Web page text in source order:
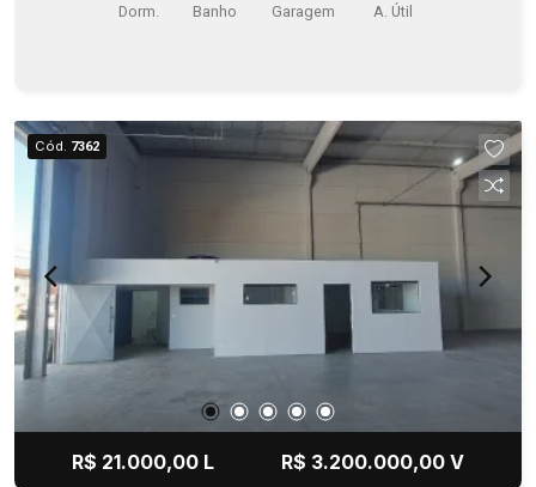
Dorm. Banho Garagem A. Útil
Cód. 7362
R$ 21.000,00 L R$ 3.200.000,00 V